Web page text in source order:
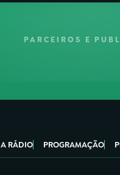
PARCEIROS E
A RÁDIO PROGRAMAÇÃO